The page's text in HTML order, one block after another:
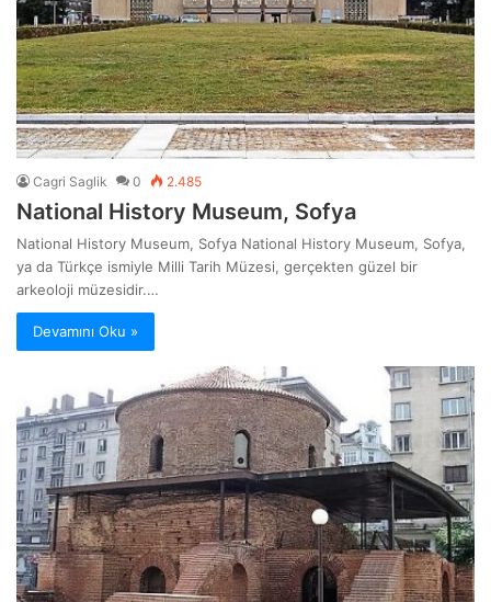
Cagri Saglik 0 2.485
National History Museum, Sofya
National History Museum, Sofya National History Museum, Sofya,
ya da Türkçe ismiyle Milli Tarih Müzesi, gerçekten güzel bir
arkeoloji müzesidir.…
Devamını Oku »